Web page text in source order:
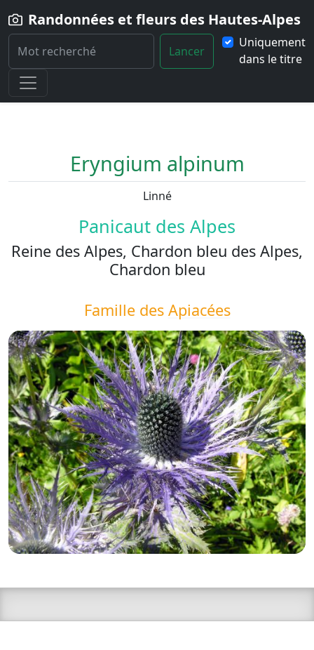
Randonnées et fleurs des Hautes-Alpes
Lancer
Uniquement
dans le titre
Home
Fleur Eryngium-alpinum
Eryngium alpinum
Linné
Panicaut des Alpes
Reine des Alpes, Chardon bleu des Alpes,
Chardon bleu
Famille des Apiacées